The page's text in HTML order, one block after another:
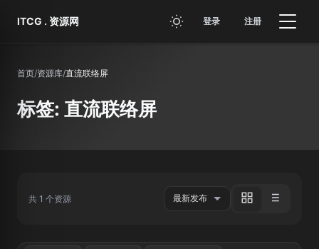
ITCG . 资源网
登录 注册
首页/资源库/直流联络屏
标签: 直流联络屏
共 1 个资源